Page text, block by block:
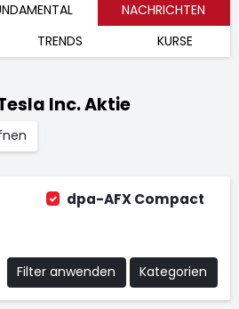
NACHRICHTEN
TRENDS KURSE
Inc. Aktie
dpa-AFX Compact
Filter anwenden Kategorien